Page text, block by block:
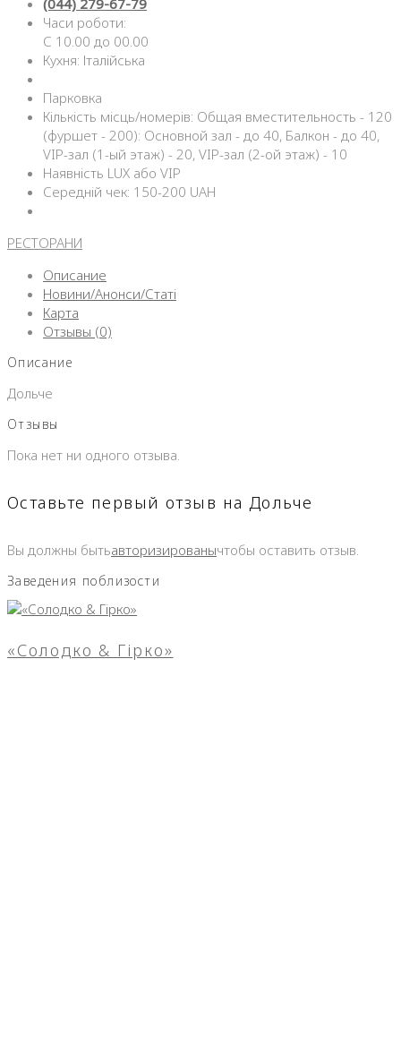
(044) 279-67-79
Часи роботи:
С 10.00 до 00.00
Кухня: Італійська
Парковка
Кількість місць/номерів: Общая вместительность - 120
(фуршет - 200): Основной зал - до 40, Балкон - до 40,
VIP-зал (1-ый этаж) - 20, VIP-зал (2-ой этаж) - 10
Наявність LUX або VIP
Середній чек: 150-200 UAH
РЕСТОРАНИ
Описание
Новини/Анонси/Статі
Карта
Отзывы (0)
Описание
Дольче
Отзывы
Пока нет ни одного отзыва.
Оставьте первый отзыв на Дольче
Вы должны бытьавторизированычтобы оставить отзыв.
Заведения поблизости
«Солодко & Гірко»